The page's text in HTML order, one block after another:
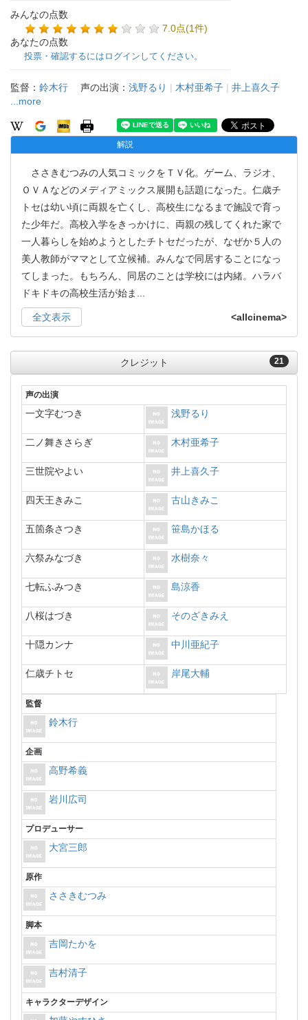
みんなの点数
7.0点(1件)
あなたの点数
投票・確認するにはログインしてください。
監督： 鈴木行 声の出演： 浅野るり | 木村亜希子 | 井上喜久子
...more
解説
ささきむつみの人気コミックをＴＶ化。ゲーム、ラジオ、
ＯＶＡなどのメディアミックス展開も話題になった。仁歳チ
トセは幼い頃に両親を亡くし、高校生になるまで施設で育っ
た少年だ。高校入学をきっかけに、両親の残してくれた家で
一人暮らしを始めようとしたチトセだったが、なぜか５人の
美人教師がママとして立候補。みんなで同居することになっ
てしまった。もちろん、同居のことは学校には内緒。ハラバ
ドキドキの高校生活が始ま
全文表示 <allcinema>
21
クレジット
声の出演
一文字むつき 浅野るり
二ノ舞きさらぎ 木村亜希子
三世院やよい 井上喜久子
四天王きみこ 古山きみこ
五箇条さつき 笹島かほる
六祭みなづき 水樹奈々
七転ふみつき 島涼香
八桜はづき そのざきみえ
十隠カンナ 中川亜紀子
仁歳チトセ 岸尾大輔
監督
鈴木行
企画
高野希義
岩川広司
プロデューサー
大宮三郎
原作
ささきむつみ
脚本
吉岡たかを
吉村清子
キャラクターデザイン